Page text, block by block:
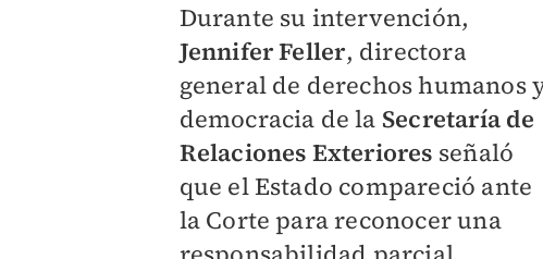
Durante su intervención,
Jennifer Feller, directora
general de derechos humanos
democracia de la Secretaría de
Relaciones Exteriores señaló
que el Estado compareció ante
la Corte para reconocer una